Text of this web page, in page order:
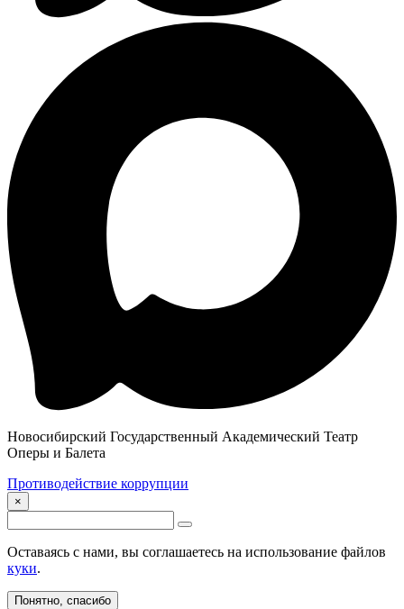
Новосибирский Государственный Академический Театр
Оперы и Балета
Противодействие коррупции
×
Оставаясь с нами, вы соглашаетесь на использование файлов
куки.
Понятно, спасибо